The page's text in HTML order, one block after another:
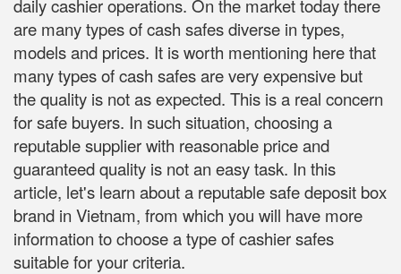
daily cashier operations. On the market today there
are many types of cash safes diverse in types,
models and prices. It is worth mentioning here that
many types of cash safes are very expensive but
the quality is not as expected. This is a real concern
for safe buyers. In such situation, choosing a
reputable supplier with reasonable price and
guaranteed quality is not an easy task. In this
article, let's learn about a reputable safe deposit box
brand in Vietnam, from which you will have more
information to choose a type of cashier safes
suitable for your criteria.